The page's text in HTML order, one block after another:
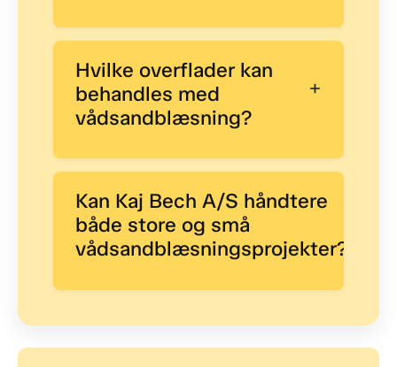
Hvilke overflader kan
behandles med
vådsandblæsning?
+
Kan Kaj Bech A/S håndtere
både store og små
vådsandblæsningsprojekter?